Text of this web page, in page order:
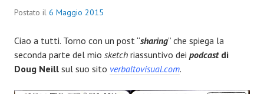
Postato il 6 Maggio 2015
Ciao a tutti. Torno con un post “sharing” che spiega la
seconda parte del mio sketch riassuntivo dei podcast di
Doug Neill sul suo sito verbaltovisual.com.